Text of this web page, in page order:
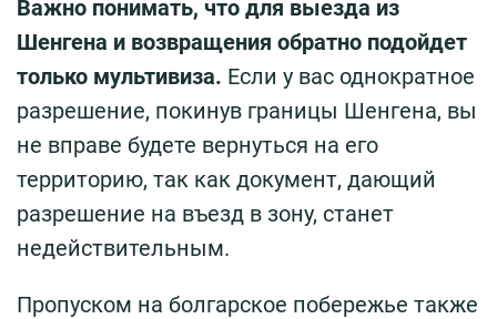
Важно понимать, что для выезда из
Шенгена и возвращения обратно подойдет
только мультивиза. Если у вас однократное
разрешение, покинув границы Шенгена, вы
не вправе будете вернуться на его
территорию, так как документ, дающий
разрешение на въезд в зону, станет
недействительным.
Пропуском на болгарское побережье также